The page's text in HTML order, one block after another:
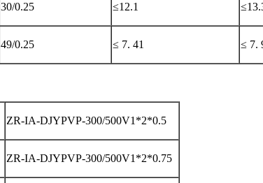
30/0.25 ≤12.1
49/0.25 ≤ 7. 41 ≤ 7.
ZR-IA-DJYPVP-300/500V1*2*0.5
ZR-IA-DJYPVP-300/500V1*2*0.75